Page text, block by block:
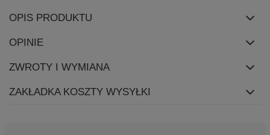
OPIS PRODUKTU
OPINIE
ZWROTY I WYMIANA
ZAKŁADKA KOSZTY WYSYŁKI